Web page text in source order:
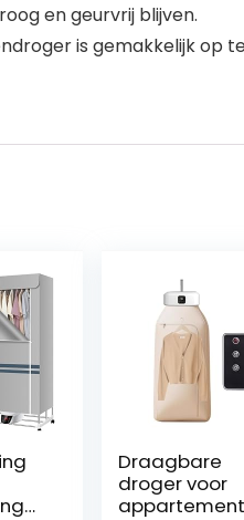
en geurvrij blijven.
is gemakkelijk op
Draagbare
droger voor